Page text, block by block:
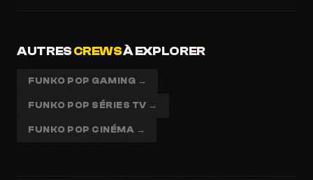
AUTRESCREWSÀ EXPLORER
FUNKO POP GAMING →
FUNKO POP SÉRIES TV →
FUNKO POP CINÉMA →